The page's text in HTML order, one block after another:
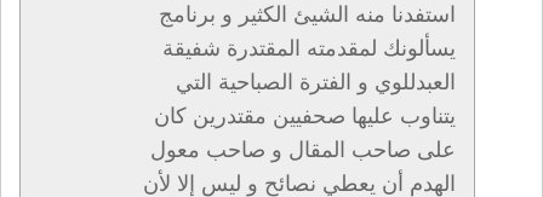
استفدنا منه الشيئ الكثير و برنامج
يسألونك لمقدمته المقتدرة شفيقة
العبدللوي و الفترة الصباحية التي
يتناوب عليها صحفيين مقتدرين كان
على صاحب المقال و صاحب معول
الهدم أن يعطي نصائح و ليس إلا لأن